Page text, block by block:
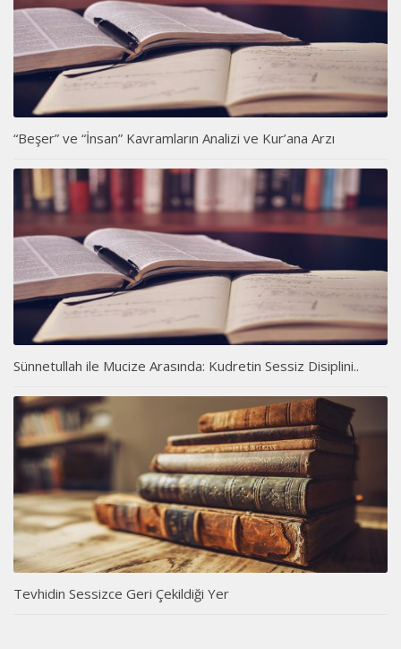
“Beşer” ve “İnsan” Kavramların Analizi ve Kur’ana Arzı
Sünnetullah ile Mucize Arasında: Kudretin Sessiz Disiplini..
Tevhidin Sessizce Geri Çekildiği Yer